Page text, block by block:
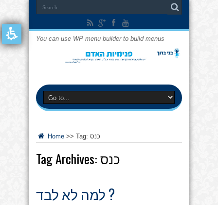
You can use WP menu builder to build menus
Home >> Tag: כנס
Tag Archives:כנס
למה לא לבד ?